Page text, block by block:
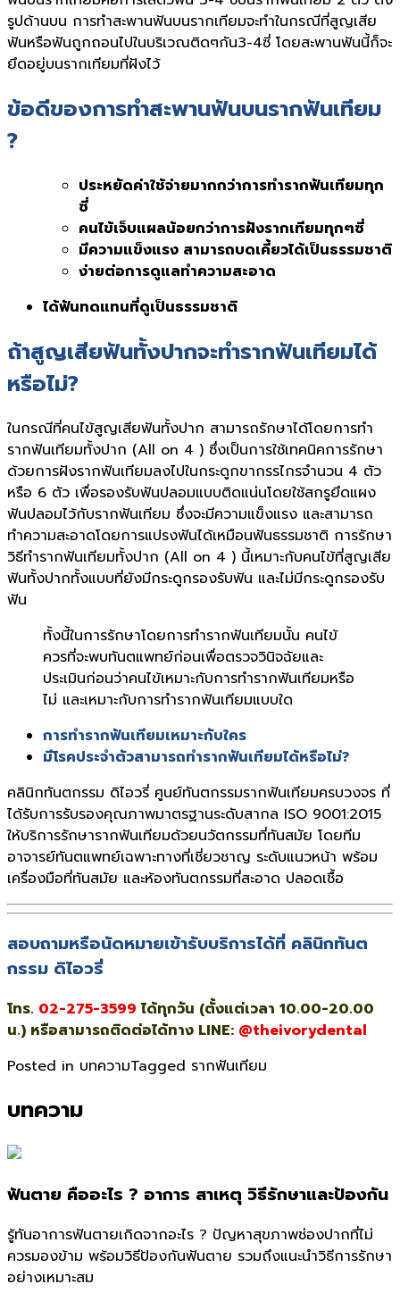
รูปด้านบน การทำสะพานฟันบนรากเทียมจะทำในกรณีที่สูญเสีย
ฟันหรือฟันถูกถอนไปในบริเวณติดๆกัน3-4ซี่ โดยสะพานฟันนี้ก็จะ
ยึดอยู่บนรากเทียมที่ฝังไว้
ข้อดีของการทำสะพานฟันบนรากฟันเทียม
?
ประหยัดค่าใช้จ่ายมากกว่าการทำรากฟันเทียมทุก
ซี่
คนไข้เจ็บแผลน้อยกว่าการฝังรากเทียมทุกๆซี่
มีความแข็งแรง สามารถบดเคี้ยวได้เป็นธรรมชาติ
ง่ายต่อการดูแลทำความสะอาด
ได้ฟันทดแทนที่ดูเป็นธรรมชาติ
ถ้าสูญเสียฟันทั้งปากจะทำรากฟันเทียมได้
หรือไม่?
ในกรณีที่คนไข้สูญเสียฟันทั้งปาก สามารถรักษาได้โดยการทำ
รากฟันเทียมทั้งปาก (All on 4 ) ซึ่งเป็นการใช้เทคนิคการรักษา
ด้วยการฝังรากฟันเทียมลงไปในกระดูกขากรรไกรจำนวน 4 ตัว
หรือ 6 ตัว เพื่อรองรับฟันปลอมแบบติดแน่นโดยใช้สกรูยึดแผง
ฟันปลอมไว้กับรากฟันเทียม ซึ่งจะมีความแข็งแรง และสามารถ
ทำความสะอาดโดยการแปรงฟันได้เหมือนฟันธรรมชาติ การรักษา
วิธีทำรากฟันเทียมทั้งปาก (All on 4 ) นี้เหมาะกับคนไข้ที่สูญเสีย
ฟันทั้งปากทั้งแบบที่ยังมีกระดูกรองรับฟัน และไม่มีกระดูกรองรับ
ฟัน
ทั้งนี้ในการรักษาโดยการทำรากฟันเทียมนั้น คนไข้
ควรที่จะพบทันตแพทย์ก่อนเพื่อตรวจวินิจฉัยและ
ประเมินก่อนว่าคนไข้เหมาะกับการทำรากฟันเทียมหรือ
ไม่ และเหมาะกับการทำรากฟันเทียมแบบใด
การทำรากฟันเทียมเหมาะกับใคร
มีโรคประจำตัวสามารถทำรากฟันเทียมได้หรือไม่?
คลินิกทันตกรรม ดิไอวรี่ ศูนย์ทันตกรรมรากฟันเทียมครบวงจร ที่
ได้รับการรับรองคุณภาพมาตรฐานระดับสากล ISO 9001:2015
ให้บริการรักษารากฟันเทียมด้วยนวัตกรรมที่ทันสมัย โดยทีม
อาจารย์ทันตแพทย์เฉพาะทางที่เชี่ยวชาญ ระดับแนวหน้า พร้อม
เครื่องมือที่ทันสมัย และห้องทันตกรรมที่สะอาด ปลอดเชื้อ
สอบถามหรือนัดหมายเข้ารับบริการได้ที่ คลินิกทันต
กรรม ดิไอวรี่
โทร. 02-275-3599 ได้ทุกวัน (ตั้งแต่เวลา 10.00-20.00
น.) หรือสามารถติดต่อได้ทาง LINE: @theivorydental
Posted in บทความTagged รากฟันเทียม
บทความ
ฟันตาย คืออะไร ? อาการ สาเหตุ วิธีรักษาและป้องกัน
รู้ทันอาการฟันตายเกิดจากอะไร ? ปัญหาสุขภาพช่องปากที่ไม่
ควรมองข้าม พร้อมวิธีป้องกันฟันตาย รวมถึงแนะนำวิธีการรักษา
อย่างเหมาะสม